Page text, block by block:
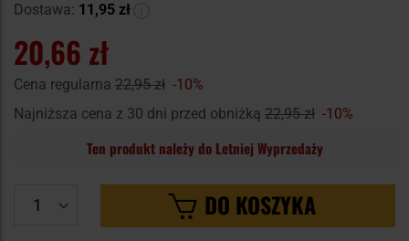
Dostawa: 11,95 zł
20,66 zł
Cena regularna 22,95 zł -10%
Najniższa cena z 30 dni przed obniżką 22,95 zł -10%
Ten produkt należy do Letniej Wyprzedaży
DO KOSZYKA